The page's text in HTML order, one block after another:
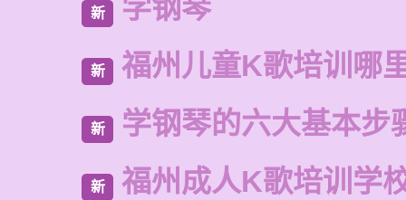
新 学钢琴
新 福州儿童K歌培训哪
新 学钢琴的六大基本步
新 福州成人K歌培训学